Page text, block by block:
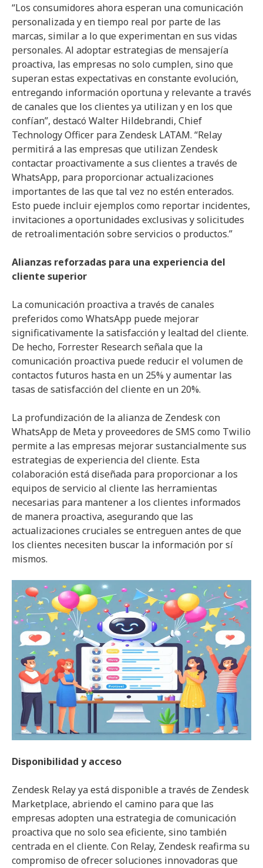
“Los consumidores ahora esperan una comunicación
personalizada y en tiempo real por parte de las
marcas, similar a lo que experimentan en sus vidas
personales. Al adoptar estrategias de mensajería
proactiva, las empresas no solo cumplen, sino que
superan estas expectativas en constante evolución,
entregando información oportuna y relevante a través
de canales que los clientes ya utilizan y en los que
confían”, destacó Walter Hildebrandi, Chief
Technology Officer para Zendesk LATAM. “Relay
permitirá a las empresas que utilizan Zendesk
contactar proactivamente a sus clientes a través de
WhatsApp, para proporcionar actualizaciones
importantes de las que tal vez no estén enterados.
Esto puede incluir ejemplos como reportar incidentes,
invitaciones a oportunidades exclusivas y solicitudes
de retroalimentación sobre servicios o productos.”
Alianzas reforzadas para una experiencia del
cliente superior
La comunicación proactiva a través de canales
preferidos como WhatsApp puede mejorar
significativamente la satisfacción y lealtad del cliente.
De hecho, Forrester Research señala que la
comunicación proactiva puede reducir el volumen de
contactos futuros hasta en un 25% y aumentar las
tasas de satisfacción del cliente en un 20%.
La profundización de la alianza de Zendesk con
WhatsApp de Meta y proveedores de SMS como Twilio
permite a las empresas mejorar sustancialmente sus
estrategias de experiencia del cliente. Esta
colaboración está diseñada para proporcionar a los
equipos de servicio al cliente las herramientas
necesarias para mantener a los clientes informados
de manera proactiva, asegurando que las
actualizaciones cruciales se entreguen antes de que
los clientes necesiten buscar la información por sí
mismos.
Disponibilidad y acceso
Zendesk Relay ya está disponible a través de Zendesk
Marketplace, abriendo el camino para que las
empresas adopten una estrategia de comunicación
proactiva que no solo sea eficiente, sino también
centrada en el cliente. Con Relay, Zendesk reafirma su
compromiso de ofrecer soluciones innovadoras que